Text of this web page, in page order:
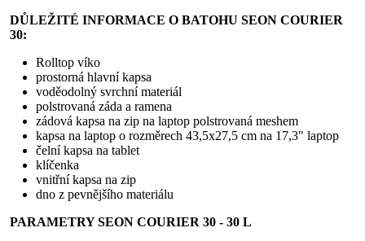
DŮLEŽITÉ INFORMACE O BATOHU SEON COURIER
30:
Rolltop víko
prostorná hlavní kapsa
voděodolný svrchní materiál
polstrovaná záda a ramena
zádová kapsa na zip na laptop polstrovaná meshem
kapsa na laptop o rozměrech 43,5x27,5 cm na 17,3" laptop
čelní kapsa na tablet
klíčenka
vnitřní kapsa na zip
dno z pevnějšího materiálu
PARAMETRY SEON COURIER 30 - 30 L